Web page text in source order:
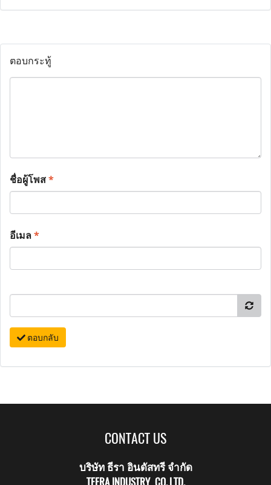
ตอบกระทู้
ชื่อผู้โพส*
อีเมล*
ตอบกลับ
CONTACT US
บริษัท ธีรา อินดัสทรี จำกัด
TEERA INDUSTRY CO.,LTD.